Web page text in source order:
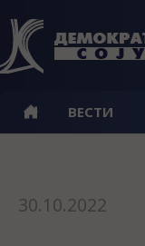
ВЕСТИ
30.10.2022